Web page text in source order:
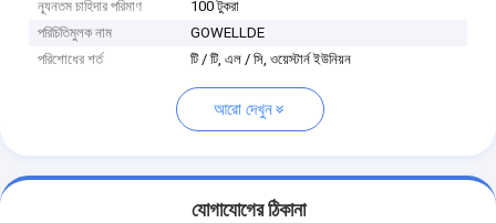
ন্যূনতম চাহিদার পরিমাণ
100 টুকরা
পরিচিতিমুলক নাম
GOWELLDE
পরিশোধের শর্ত
টি / টি, এল / সি, ওয়েস্টার্ন ইউনিয়ন
আরো দেখুন
যোগাযোগের ঠিকানা